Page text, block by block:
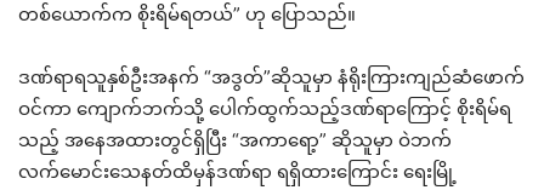
တစ်ယောက်က စိုးရိမ်ရတယ်” ဟု ပြောသည်။
ဒဏ်ရာရသူနှစ်ဦးအနက် “အဒွတ်”ဆိုသူမှာ နံရိုးကြားကျည်ဆံဖောက်
ဝင်ကာ ကျောက်ဘက်သို့ ပေါက်ထွက်သည့်ဒဏ်ရာကြောင့် စိုးရိမ်ရ
သည့် အနေအထားတွင်ရှိပြီး “အကာရော့” ဆိုသူမှာ ဝဲဘက်
လက်မောင်းသေနတ်ထိမှန်ဒဏ်ရာ ရရှိထားကြောင်း ရေးမြို့